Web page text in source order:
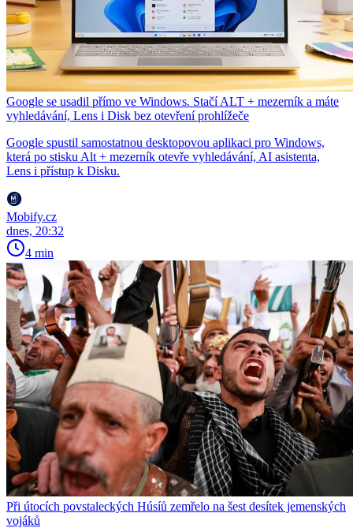
Google se usadil přímo ve Windows. Stačí ALT + mezerník a máte
vyhledávání, Lens i Disk bez otevření prohlížeče
Google spustil samostatnou desktopovou aplikaci pro Windows,
která po stisku Alt + mezerník otevře vyhledávání, AI asistenta,
Lens i přístup k Disku.
Mobify.cz
dnes, 20:32
4 min
Při útocích povstaleckých Húsíů zemřelo na šest desítek jemenských
vojáků